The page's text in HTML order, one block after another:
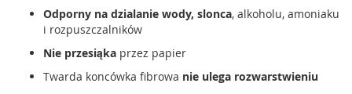
Odporny na dzialanie wody, slonca, alkoholu, amoniaku
i rozpuszczalników
Nie przesiąka przez papier
Twarda koncówka fibrowa nie ulega rozwarstwieniu